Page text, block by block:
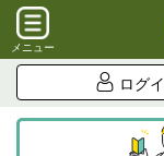
メニュー
ログ